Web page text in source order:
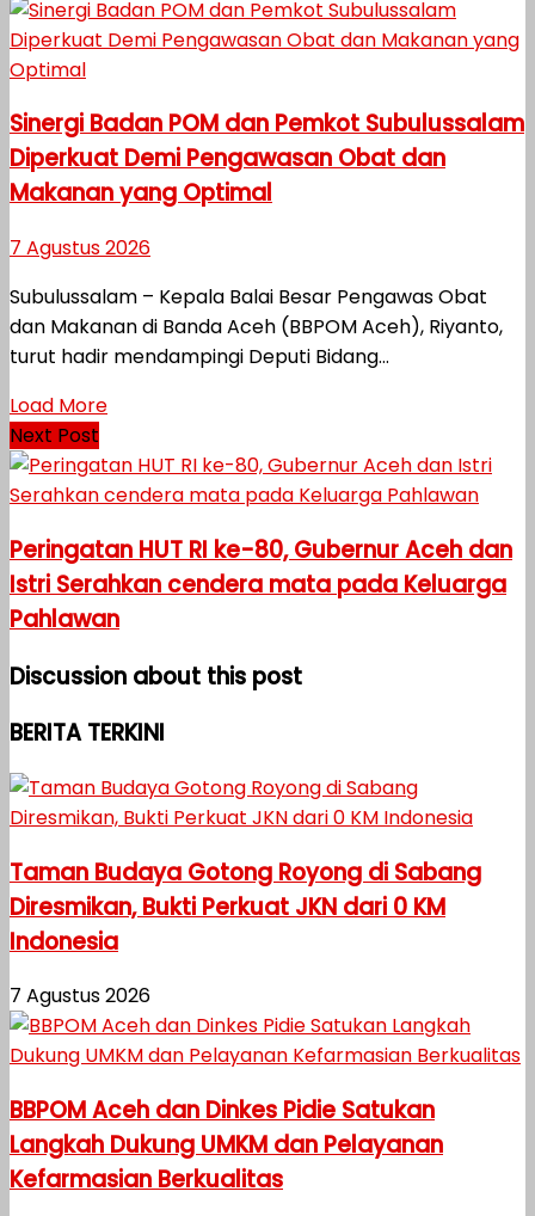
Sinergi Badan POM dan Pemkot Subulussalam
Diperkuat Demi Pengawasan Obat dan
Makanan yang Optimal
7 Agustus 2026
Subulussalam – Kepala Balai Besar Pengawas Obat
dan Makanan di Banda Aceh (BBPOM Aceh), Riyanto,
turut hadir mendampingi Deputi Bidang...
Load More
Next Post
Peringatan HUT RI ke-80, Gubernur Aceh dan
Istri Serahkan cendera mata pada Keluarga
Pahlawan
Discussion about this post
BERITA TERKINI
Taman Budaya Gotong Royong di Sabang
Diresmikan, Bukti Perkuat JKN dari 0 KM
Indonesia
7 Agustus 2026
BBPOM Aceh dan Dinkes Pidie Satukan
Langkah Dukung UMKM dan Pelayanan
Kefarmasian Berkualitas